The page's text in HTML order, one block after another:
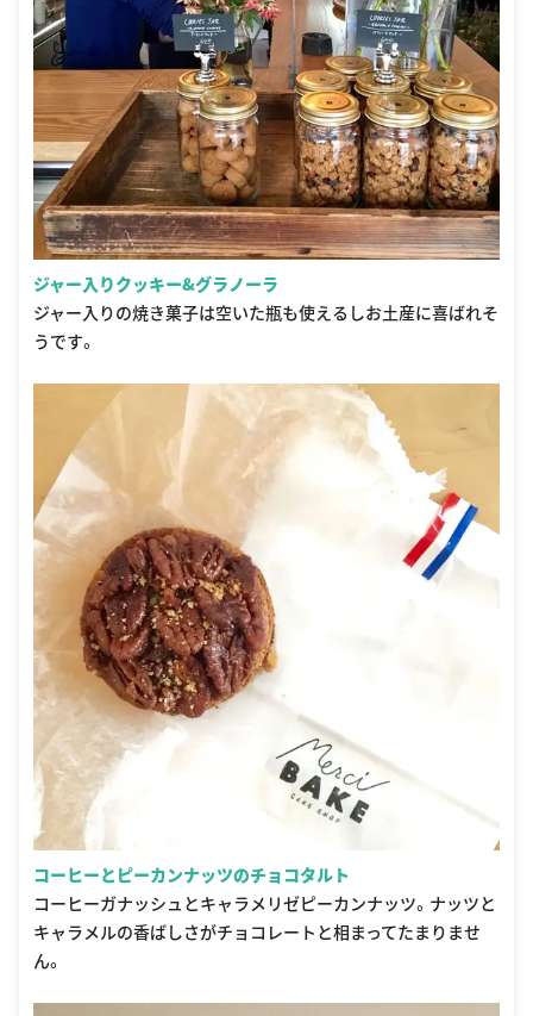
ジャー入りクッキー&グラノーラ
ジャー入りの焼き菓子は空いた瓶も使えるしお土産に喜ばれそ
うです。
コーヒーとピーカンナッツのチョコタルト
コーヒーガナッシュとキャラメリゼピーカンナッツ。ナッツと
キャラメルの香ばしさがチョコレートと相まってたまりませ
ん。